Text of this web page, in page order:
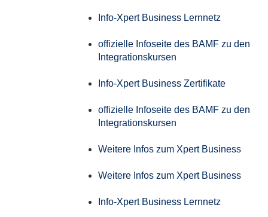
Info-Xpert Business Lernnetz
offizielle Infoseite des BAMF zu den
Integrationskursen
Info-Xpert Business Zertifikate
offizielle Infoseite des BAMF zu den
Integrationskursen
Weitere Infos zum Xpert Business
Weitere Infos zum Xpert Business
Info-Xpert Business Lernnetz